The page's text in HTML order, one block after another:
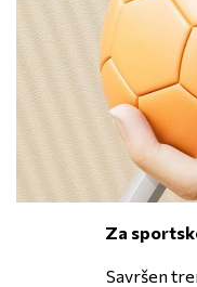
Za
Savršen